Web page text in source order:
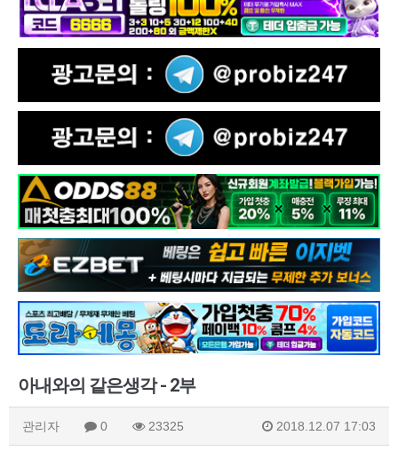
아내와의 같은생각 - 2부
관리자 0 23325 2018.12.07 17:03